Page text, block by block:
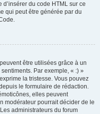
d’insérer du code HTML sur ce
qui peut être générée par du
être utilisées grâce à un
Par exemple, « :) »
la tristesse. Vous pouvez
le formulaire de rédaction.
elles peuvent
modérateur pourrait décider de le
administrateurs du forum